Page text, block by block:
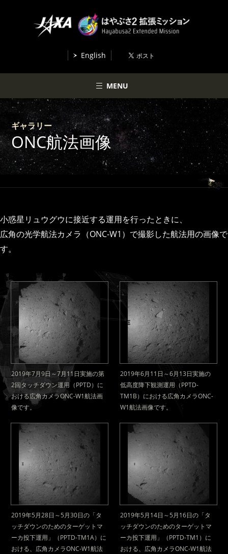
English
MENU
ギャラリー
ONC航法画像
小惑星リュウグウに接近する運用を行ったときに、
広角の光学航法カメラ（ONC-W1）で撮影した航法用の画像で
す。
2019年7月9日～7月11日実施の第
2回タッチダウン運用（PPTD）に
おける広角カメラONC-W1航法画
像です。
2019年6月11日～6月13日実施の
低高度降下観測運用（PPTD-
TM1B）における広角カメラONC-
W1航法画像です。
2019年5月28日～5月30日の「タ
ッチダウンのためのターゲットマ
ーカ投下運用」（PPTD-TM1A）に
おける、広角カメラONC-W1航法
2019年5月14日～5月16日の「タ
ッチダウンのためのターゲットマ
ーカ投下運用」（PPTD-TM1）に
おける、広角カメラONC-W1航法